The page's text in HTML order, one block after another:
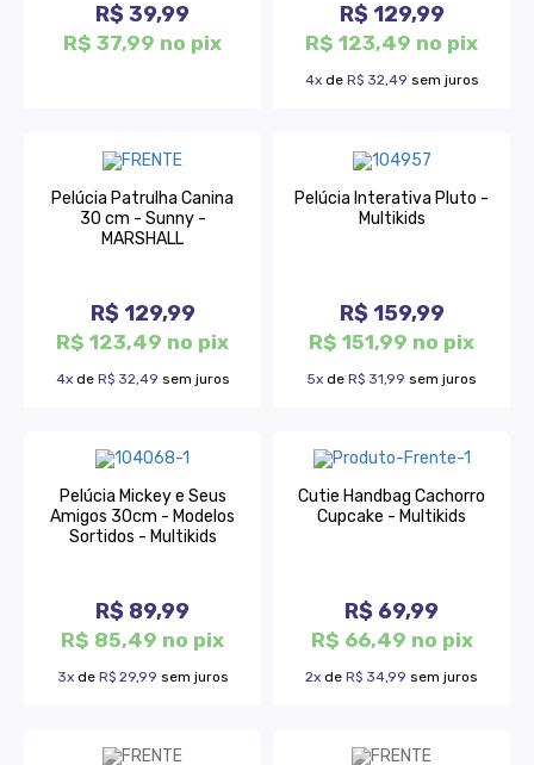
R$ 39,99
R$ 37,99 no pix
R$ 129,99
R$ 123,49 no pix
4xde R$ 32,49 sem juros
Pelúcia Patrulha Canina
30 cm - Sunny -
MARSHALL
R$ 129,99
R$ 123,49 no pix
4xde R$ 32,49 sem juros
Pelúcia Interativa Pluto -
Multikids
R$ 159,99
R$ 151,99 no pix
5x de R$ 31,99 sem juros
Pelúcia Mickey e Seus
Amigos 30cm - Modelos
Sortidos - Multikids
R$ 89,99
R$ 85,49 no pix
3xde R$ 29,99 sem juros
Cutie Handbag Cachorro
Cupcake - Multikids
R$ 69,99
R$ 66,49 no pix
2x de R$ 34,99 sem juros